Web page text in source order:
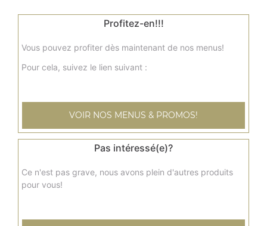
+
Nos Biryani
biryani poulet, biryani agneau, biryani légumes, ...
Profitez-en!!!
Vous pouvez profiter dès maintenant de nos menus!
Pour cela, suivez le lien suivant :
VOIR NOS MENUS & PROMOS!
Pas intéressé(e)?
Ce n'est pas grave, nous avons plein d'autres produits
pour vous!